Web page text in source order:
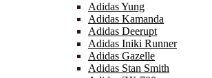
Adidas Yung
Adidas Kamanda
Adidas Deerupt
Adidas Iniki Runner
Adidas Gazelle
Adidas Stan Smith